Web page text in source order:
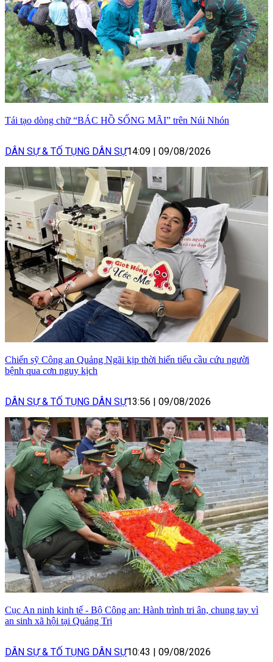
Tái tạo dòng chữ “BÁC HỒ SỐNG MÃI” trên Núi Nhón
DÂN SỰ & TỐ TỤNG DÂN SỰ14:09 09/08/2026
Chiến sỹ Công an Quảng Ngãi kịp thời hiến tiểu cầu cứu người
bệnh qua cơn nguy kịch
DÂN SỰ & TỐ TỤNG DÂN SỰ13:56 09/08/2026
Cục An ninh kinh tế - Bộ Công an: Hành trình tri ân, chung tay vì
an sinh xã hội tại Quảng Trị
DÂN SỰ & TỐ TỤNG DÂN SỰ10:43 09/08/2026